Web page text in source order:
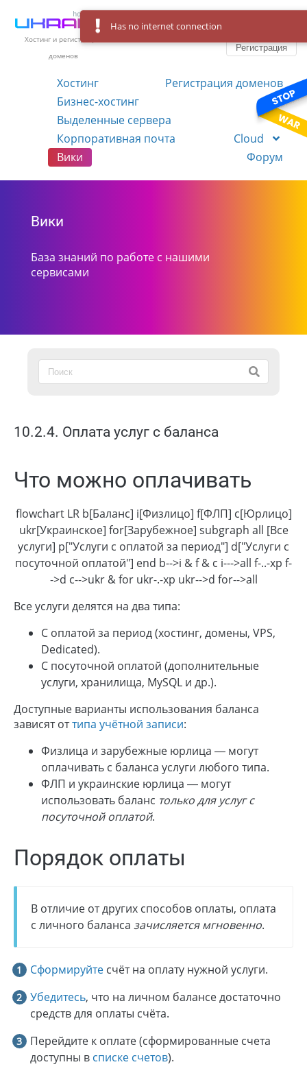
Хостинг и регистрация
доменов
Регистрация
Хостинг
Регистрация доменов
Бизнес-хостинг
VPS
Выделенные сервера
Корпоративная почта
Cloud
Вики
Форум
Вики
База знаний по работе с нашими
сервисами
10.2.4. Оплата услуг с баланса
Что можно оплачивать
flowchart LR b[Баланс] i[Физлицо] f[ФЛП] c[Юрлицо]
ukr[Украинское] for[Зарубежное] subgraph all [Все
услуги] p["Услуги с оплатой за период"] d["Услуги с
посуточной оплатой"] end b-->i & f & c i--->all f-..-xp f-
->d c-->ukr & for ukr-.-xp ukr-->d for-->all
Все услуги делятся на два типа:
С оплатой за период (хостинг, домены, VPS,
Dedicated).
С посуточной оплатой (дополнительные
услуги, хранилища, MySQL и др.).
Доступные варианты использования баланса
зависят оттипа учётной записи:
Физлица и зарубежные юрлица — могут
оплачивать с баланса услуги любого типа.
ФЛП и украинские юрлица — могут
использовать баланс только для услуг с
посуточной оплатой.
Порядок оплаты
В отличие от других способов оплаты, оплата
с личного баланса зачисляется мгновенно.
Сформируйте счёт на оплату нужной услуги.
Убедитесь, что на личном балансе достаточно
средств для оплаты счёта.
Перейдите к оплате (сформированные счета
доступны в списке счетов).
Has no internet connection